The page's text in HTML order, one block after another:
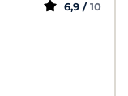
6,9 / 10